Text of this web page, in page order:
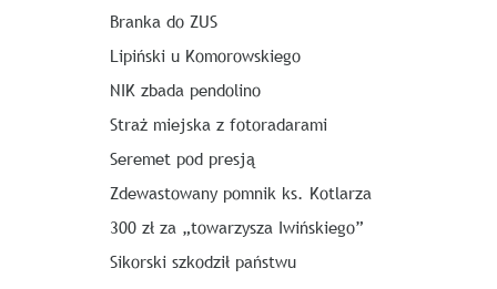
Branka do ZUS
Lipiński u Komorowskiego
NIK zbada pendolino
Straż miejska z fotoradarami
Seremet pod presją
Zdewastowany pomnik ks. Kotlarza
300 zł za „towarzysza Iwińskiego”
Sikorski szkodził państwu